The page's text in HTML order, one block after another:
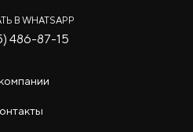
В WHATSAPP
486-87-15